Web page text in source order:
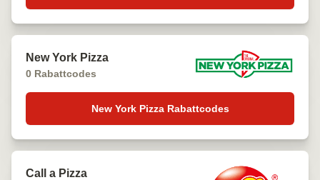
New York Pizza
0 Rabattcodes
New York Pizza Rabattcodes
Call a Pizza